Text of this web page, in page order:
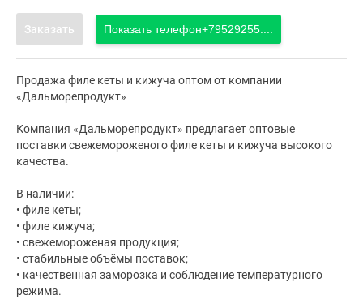
Заказать Показать телефон+79529255....
Продажа филе кеты и кижуча оптом от компании
«Дальморепродукт»
Компания «Дальморепродукт» предлагает оптовые
поставки свежемороженого филе кеты и кижуча высокого
качества.
В наличии:
• филе кеты;
• филе кижуча;
• свежемороженая продукция;
• стабильные объёмы поставок;
• качественная заморозка и соблюдение температурного
режима.